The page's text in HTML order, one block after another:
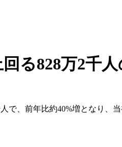
る828万2千人
で、前年比約40%増となり